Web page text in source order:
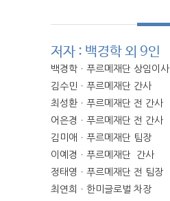
저자 : 백경학 외 9인
백경학ㆍ푸르메재단 상임이사
김수민ㆍ푸르메재단 간사
최성환ㆍ푸르메재단 전 간사
어은경ㆍ푸르메재단 전 간사
김미애ㆍ푸르메재단 팀장
이예경ㆍ푸르메재단 간사
정태영ㆍ푸르메재단 전 팀장
최연희ㆍ한미글로벌 차장